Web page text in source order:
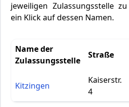
jeweiligen Zulassungsstelle
ein Klick auf dessen Namen.
Name der
Zulassungsstelle
Straße
Kitzingen
Kaiserstr.
4